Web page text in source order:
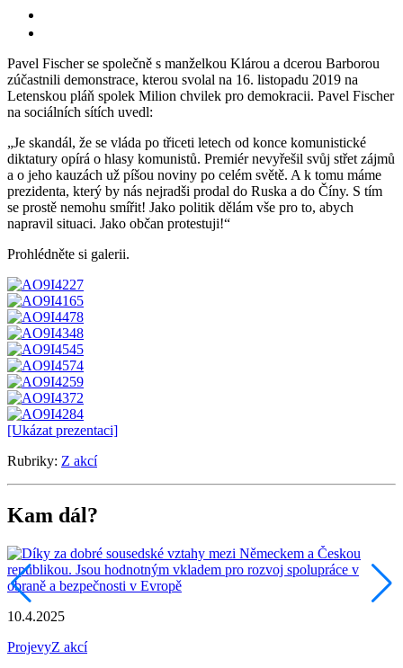
Pavel Fischer se společně s manželkou Klárou a dcerou Barborou
zúčastnili demonstrace, kterou svolal na 16. listopadu 2019 na
Letenskou pláň spolek Milion chvilek pro demokracii. Pavel Fischer
na sociálních sítích uvedl:
„Je skandál, že se vláda po třiceti letech od konce komunistické
diktatury opírá o hlasy komunistů. Premiér nevyřešil svůj střet zájmů
a o jeho kauzách už píšou noviny po celém světě. A k tomu máme
prezidenta, který by nás nejradši prodal do Ruska a do Číny. S tím
se prostě nemohu smířit! Jako politik dělám vše pro to, abych
napravil situaci. Jako občan protestuji!“
Prohlédněte si galerii.
[Ukázat prezentaci]
Rubriky: Z akcí
Kam dál?
10.4.2025
ProjevyZ akcí